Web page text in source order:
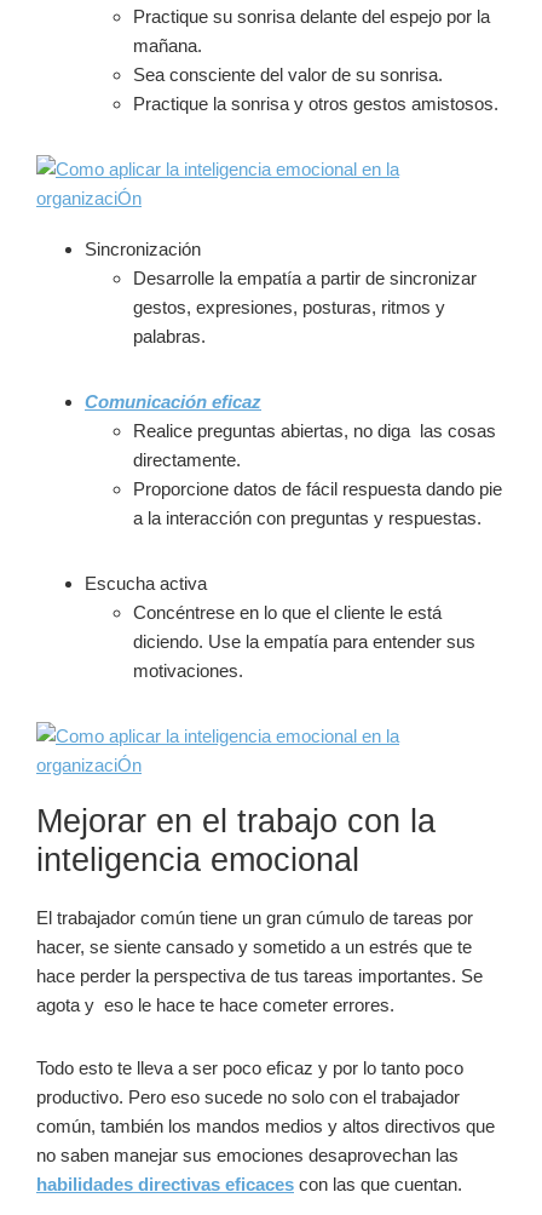
Practique su sonrisa delante del espejo por la
mañana.
Sea consciente del valor de su sonrisa.
Practique la sonrisa y otros gestos amistosos.
Sincronización
Desarrolle la empatía a partir de sincronizar
gestos, expresiones, posturas, ritmos y
palabras.
Comunicación eficaz
Realice preguntas abiertas, no diga las cosas
directamente.
Proporcione datos de fácil respuesta dando pie
a la interacción con preguntas y respuestas.
Escucha activa
Concéntrese en lo que el cliente le está
diciendo. Use la empatía para entender sus
motivaciones.
Mejorar en el trabajo con la
inteligencia emocional
El trabajador común tiene un gran cúmulo de tareas por
hacer, se siente cansado y sometido a un estrés que te
hace perder la perspectiva de tus tareas importantes. Se
agota y eso le hace te hace cometer errores.
Todo esto te lleva a ser poco eficaz y por lo tanto poco
productivo. Pero eso sucede no solo con el trabajador
común, también los mandos medios y altos directivos que
no saben manejar sus emociones desaprovechan las
habilidades directivas eficaces con las que cuentan.